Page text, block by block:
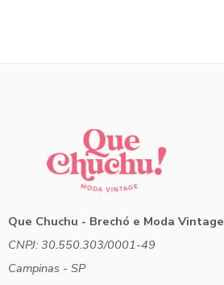
Que Chuchu - Brechó e Moda Vintage
CNPJ: 30.550.303/0001-49
Campinas - SP